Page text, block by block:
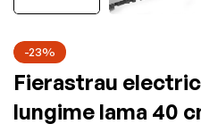
-23%
Fierastrau
lungime lama 40